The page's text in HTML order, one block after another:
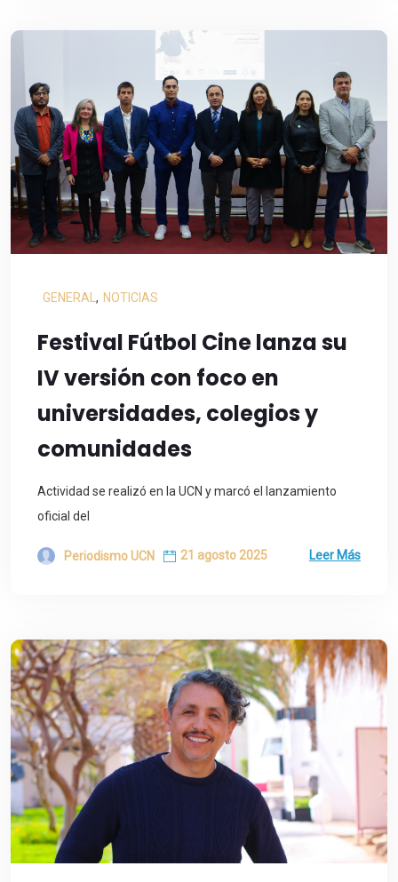
GENERAL , NOTICIAS
Festival Fútbol Cine lanza su
IV versión con foco en
universidades, colegios y
comunidades
Actividad se realizó en la UCN y marcó el lanzamiento
oficial del
Periodismo UCN 21 agosto 2025 Leer Más